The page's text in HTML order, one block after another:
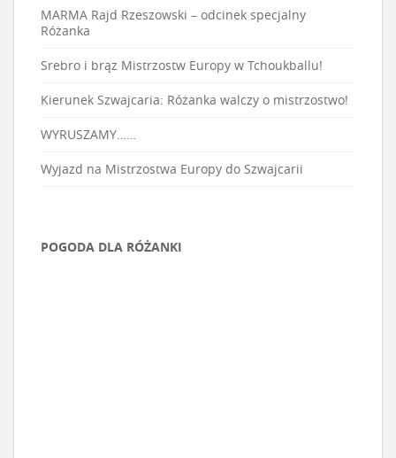
MARMA Rajd Rzeszowski – odcinek specjalny
Różanka
Srebro i brąz Mistrzostw Europy w Tchoukballu!
Kierunek Szwajcaria: Różanka walczy o mistrzostwo!
WYRUSZAMY……
Wyjazd na Mistrzostwa Europy do Szwajcarii
POGODA DLA RÓŻANKI